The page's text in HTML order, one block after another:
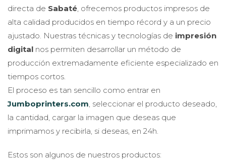
directa de Sabaté , ofrecemos productos impresos de
alta calidad producidos en tiempo récord y a un precio
ajustado. Nuestras técnicas y tecnologías de impresión
digital nos permiten desarrollar un método de
producción extremadamente eficiente especializado en
tiempos cortos.
El proceso es tan sencillo como entrar en
Jumboprinters.com , seleccionar el producto deseado,
la cantidad, cargar la imagen que deseas que
imprimamos y recibirla, si deseas, en 24h.
Estos son algunos de nuestros productos: